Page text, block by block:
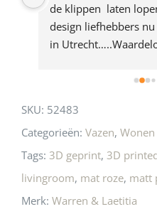
de klippen  laten
design liefhebbers
in
SKU: 52483
Categorieën: Vazen, Wonen
Tags: 3D geprint, 3D
livingroom, mat roze, matt
Merk: Warren & Laetitia